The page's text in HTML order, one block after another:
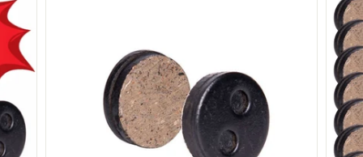
S.
C
O
M